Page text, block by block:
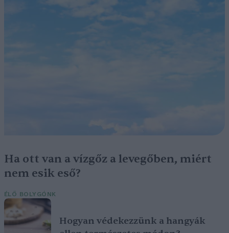
Ha ott van a vízgőz a levegőben, miért
nem esik eső?
ÉLŐ BOLYGÓNK
Hogyan védekezzünk a hangyák